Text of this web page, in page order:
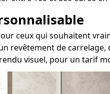
ceux qui souhaitent
revêtement de
visuel, pour un tarif